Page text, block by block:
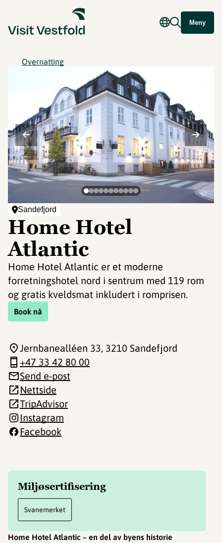
Meny
Overnatting
Sandefjord
Home Hotel
Atlantic
Home Hotel Atlantic er et moderne
forretningshotel nord i sentrum med 119 rom
og gratis kveldsmat inkludert i romprisen.
Book nå
©
Home Hotel Atlantic – en del av byens historie
Jernbanealléen 33, 3210 Sandefjord
+47 33 42 80 00
Send e-post
Nettside
TripAdvisor
Instagram
Facebook
Miljøsertifisering
Svanemerket